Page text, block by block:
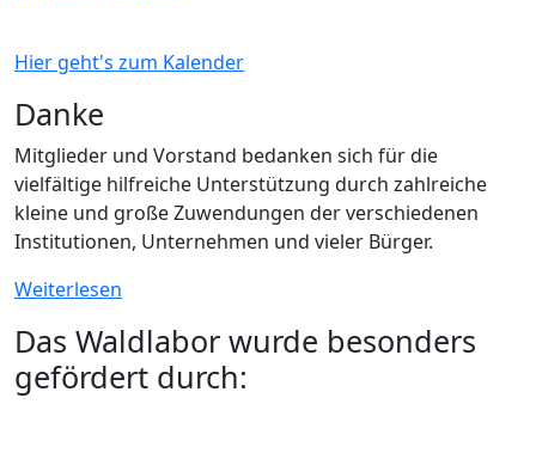
Hier geht's zum Kalender
Danke
Mitglieder und Vorstand bedanken sich für die
vielfältige hilfreiche Unterstützung durch zahlreiche
kleine und große Zuwendungen der verschiedenen
Institutionen, Unternehmen und vieler Bürger.
Weiterlesen
Das Waldlabor wurde besonders
gefördert durch: